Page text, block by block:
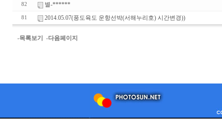
82 별-******
81 2014.05.07(풍도육도 운항선박(서해누리호) 시간변경))
-목록보기 -다음페이지